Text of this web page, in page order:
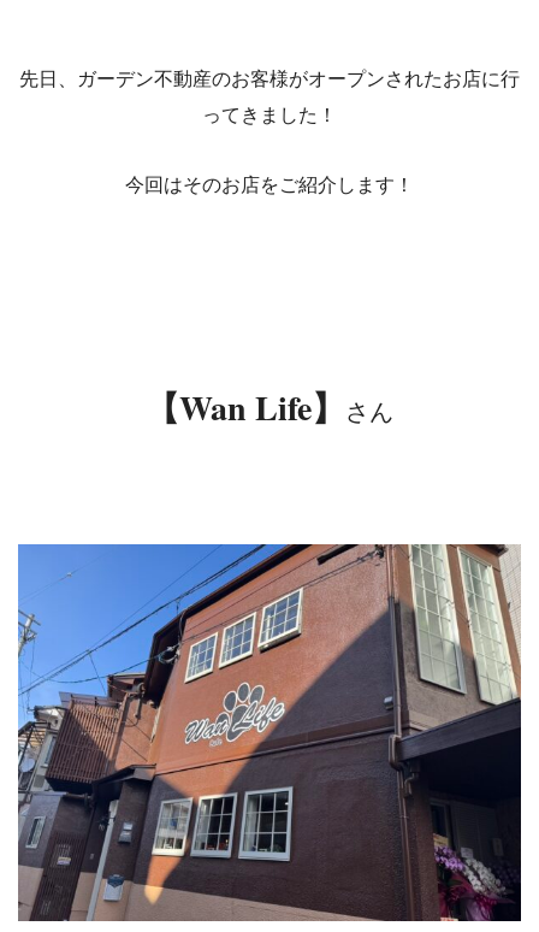
先日、ガーデン不動産のお客様がオープンされたお店に行
ってきました！
今回はそのお店をご紹介します！
【Wan Life】 さん